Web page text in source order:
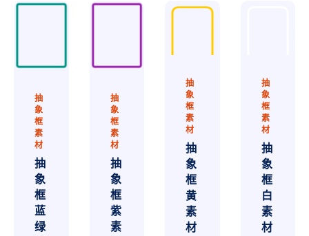
抽
象
框
素
材
抽
象
框
蓝
绿
抽
象
框
素
材
抽
象
框
紫
素
抽
象
框
素
材
抽
象
框
黄
素
材
抽
象
框
素
材
抽
象
框
白
素
材